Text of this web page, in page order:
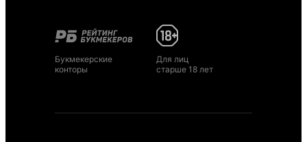
Букмекерские
конторы
Для лиц
старше 18 лет